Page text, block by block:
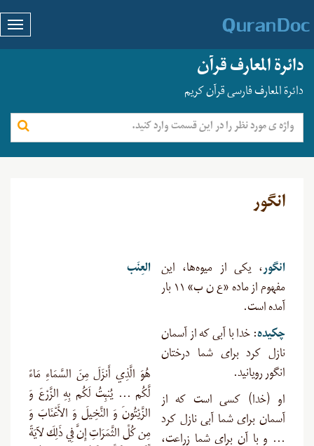
دائرة المعارف قرآن
دائرة المعارف فارسی قرآن کریم
انگور
انگور، یکی از میوه‌ها، این
مفهوم از ماده «ع ن ب» ۱۱ بار
آمده است.
چکیده: خدا با آبی که از آسمان
نازل کرد برای شما درختان
انگور رویانید.
او (خدا) کسی است که از
آسمان برای شما آبی نازل کرد
… و با آن برای شما زراعت،
العِنَب
هُوَ الَّذِي أَنزَلَ مِنَ السَّمَاءِ مَاءً
لَّكُم … يُنبِتُ لَكُم بِهِ الزَّرْعَ وَ
الزَّيْتُونَ وَ النَّخِيلَ وَ الأَعْنَابَ وَ
مِن كُلِّ الثَّمَرَاتِ إِنَّ فِي ذَلِكَ لآيَةً